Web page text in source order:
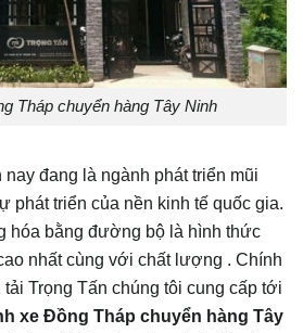
Tháp chuyển hàng Tây Ninh
đang là ngành phát triển mũi
phát triển của nền kinh tế quốc gia.
hóa bằng đường bộ là hình thức
nhất cùng với chất lượng . Chính
Trọng Tấn chúng tôi cung cấp tới
xe Đồng Tháp chuyển hàng Tây